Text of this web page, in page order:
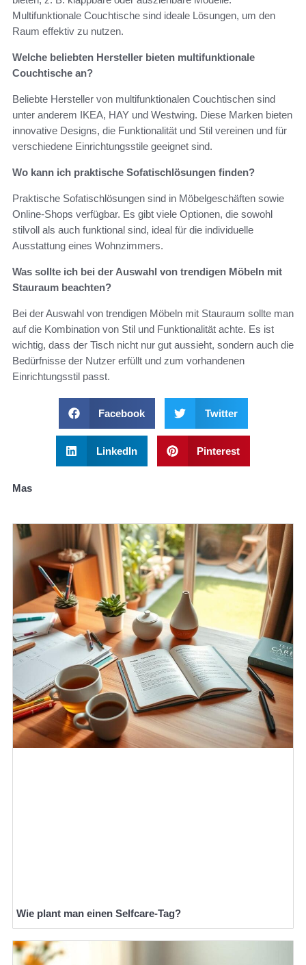
Multifunktionale Couchtische sind ideale Lösungen, um den
Raum effektiv zu nutzen.
Welche beliebten Hersteller bieten multifunktionale
Couchtische an?
Beliebte Hersteller von multifunktionalen Couchtischen sind
unter anderem IKEA, HAY und Westwing. Diese Marken bieten
innovative Designs, die Funktionalität und Stil vereinen und für
verschiedene Einrichtungsstile geeignet sind.
Wo kann ich praktische Sofatischlösungen finden?
Praktische Sofatischlösungen sind in Möbelgeschäften sowie
Online-Shops verfügbar. Es gibt viele Optionen, die sowohl
stilvoll als auch funktional sind, ideal für die individuelle
Ausstattung eines Wohnzimmers.
Was sollte ich bei der Auswahl von trendigen Möbeln mit
Stauraum beachten?
Bei der Auswahl von trendigen Möbeln mit Stauraum sollte man
auf die Kombination von Stil und Funktionalität achte. Es ist
wichtig, dass der Tisch nicht nur gut aussieht, sondern auch die
Bedürfnisse der Nutzer erfüllt und zum vorhandenen
Einrichtungsstil passt.
Facebook Twitter
LinkedIn Pinterest
Mas
Wie plant man einen Selfcare-Tag?